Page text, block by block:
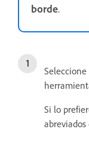
borde.
Seleccione
Si lo